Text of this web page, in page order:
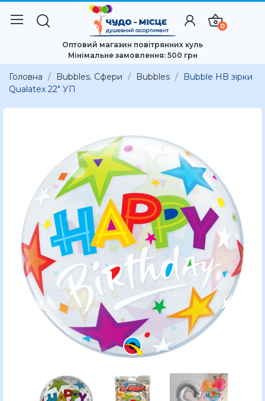
0
Оптовий магазин повітрянних куль
Мінімальне замовлення: 500 грн
Головна Bubbles. Сфери Bubbles
Bubble HB зірки
Qualatex 22" УП